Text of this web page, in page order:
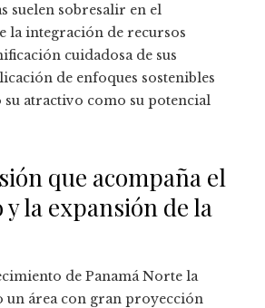
suelen sobresalir en el
la integración de recursos
cuidadosa de sus
de enfoques sostenibles
atractivo como su potencial
que acompaña el
la expansión de la
de Panamá Norte la
un área con gran proyección